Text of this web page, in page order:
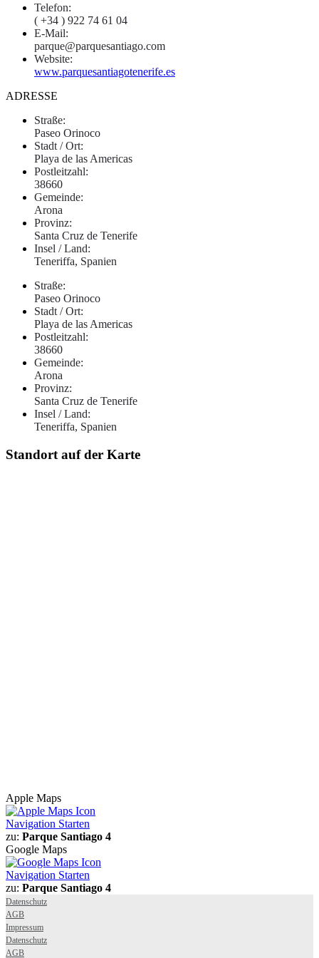
Telefon:
( +34 ) 922 74 61 04
E-Mail:
parque@parquesantiago.com
Website:
www.parquesantiagotenerife.es
ADRESSE
Straße:
Paseo Orinoco
Stadt / Ort:
Playa de las Americas
Postleitzahl:
38660
Gemeinde:
Arona
Provinz:
Santa Cruz de Tenerife
Insel / Land:
Teneriffa, Spanien
Straße:
Paseo Orinoco
Stadt / Ort:
Playa de las Americas
Postleitzahl:
38660
Gemeinde:
Arona
Provinz:
Santa Cruz de Tenerife
Insel / Land:
Teneriffa, Spanien
Standort auf der Karte
Apple Maps
Navigation Starten
zu: Parque Santiago 4
Google Maps
Navigation Starten
zu: Parque Santiago 4
Datenschutz
AGB
Impressum
Datenschutz
AGB